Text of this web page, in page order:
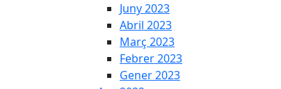
Juny 2023
Abril 2023
Març 2023
Febrer 2023
Gener 2023